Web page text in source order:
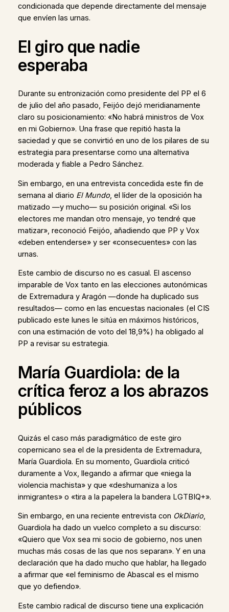
condicionada que depende directamente del mensaje
que envíen las urnas.
El giro que nadie
esperaba
Durante su entronización como presidente del PP el 6
de julio del año pasado, Feijóo dejó meridianamente
claro su posicionamiento: «No habrá ministros de Vox
en mi Gobierno». Una frase que repitió hasta la
saciedad y que se convirtió en uno de los pilares de su
estrategia para presentarse como una alternativa
moderada y fiable a Pedro Sánchez.
Sin embargo, en una entrevista concedida este fin de
semana al diario El Mundo, el líder de la oposición ha
matizado —y mucho— su posición original. «Si los
electores me mandan otro mensaje, yo tendré que
matizar», reconoció Feijóo, añadiendo que PP y Vox
«deben entenderse» y ser «consecuentes» con las
urnas.
Este cambio de discurso no es casual. El ascenso
imparable de Vox tanto en las elecciones autonómicas
de Extremadura y Aragón —donde ha duplicado sus
resultados— como en las encuestas nacionales (el CIS
publicado este lunes le sitúa en máximos históricos,
con una estimación de voto del 18,9%) ha obligado al
PP a revisar su estrategia.
María Guardiola: de la
crítica feroz a los abrazos
públicos
Quizás el caso más paradigmático de este giro
copernicano sea el de la presidenta de Extremadura,
María Guardiola. En su momento, Guardiola criticó
duramente a Vox, llegando a afirmar que «niega la
violencia machista» y que «deshumaniza a los
inmigrantes» o «tira a la papelera la bandera LGTBIQ+».
Sin embargo, en una reciente entrevista con OkDiario,
Guardiola ha dado un vuelco completo a su discurso:
«Quiero que Vox sea mi socio de gobierno, nos unen
muchas más cosas de las que nos separan». Y en una
declaración que ha dado mucho que hablar, ha llegado
a afirmar que «el feminismo de Abascal es el mismo
que yo defiendo».
Este cambio radical de discurso tiene una explicación